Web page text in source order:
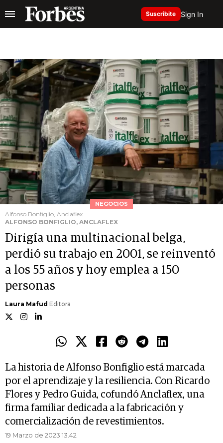
Suscribite Sign In
NEGOCIOS
Alfonso Bonfiglio, Anclaflex
ALFONSO BONFIGLIO, ANCLAFLEX
Dirigía una multinacional belga,
perdió su trabajo en 2001, se reinventó
a los 55 años y hoy emplea a 150
personas
Laura Mafud Editora
La historia de Alfonso Bonfiglio está marcada
por el aprendizaje y la resiliencia. Con Ricardo
Flores y Pedro Guida, cofundó Anclaflex, una
firma familiar dedicada a la fabricación y
comercialización de revestimientos.
19 Marzo de 2023 13.42